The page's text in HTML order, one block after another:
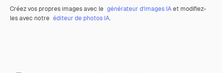
Créez vos propres images avec le générateur d’images IAet modifiez-
les avec notre éditeur de photos IA.